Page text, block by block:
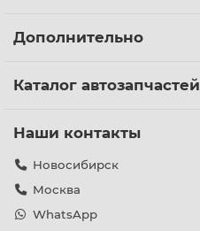
Дополнительно
Каталог автозапчастей
Наши контакты
Новосибирск
Москва
WhatsApp